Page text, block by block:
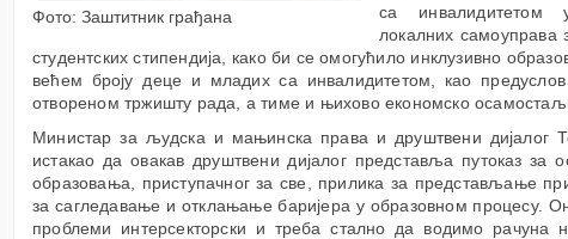
Фото: Заштитник грађана
са инвалидитетом
локалних самоуправа
студентских стипендија, како би се омогућило инклузивно
већем броју деце и младих са инвалидитетом, као
отвореном тржишту рада, а тиме и њихово економско
Министар за људска и мањинска права и друштвени дијалог
истакао да овакав друштвени дијалог представља путоказ за
образовања, приступачног за све, прилика за представљање
за сагледавање и отклањање баријера у образовном процесу.
проблеми интерсекторски и треба стално да водимо